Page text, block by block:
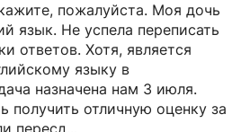
пожалуйста. Моя дочь
язык. Не успела переписать
ответов. Хотя, является
языку в
назначена нам 3 июля.
получить отличную оценку за
пересд...